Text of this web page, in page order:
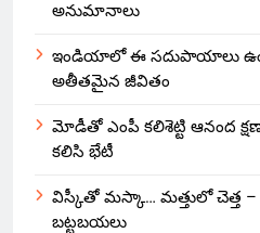
అనుమానాలు
ఇండియాలో‌ ఈ సదుపాయాలు
అతీతమైన జీవితం
మోడీతో ఎంపీ కలిశెట్టి ఆనంద
కలిసి భేటీ
విస్కీతో మస్కా… మత్తులో చెత్త –
బట్టబయలు